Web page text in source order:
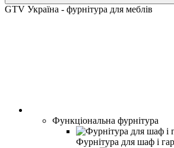
GTV Україна - фурнітура для меблів
Функціональна фурнітура
Фурнітура для шаф і